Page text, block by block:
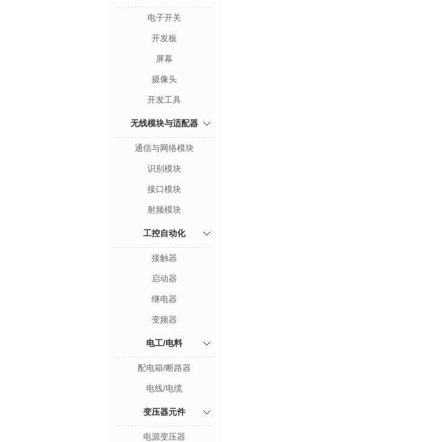
电子开关
开发板
屏幕
摄像头
开发工具
无线模块与适配器
通信与网络模块
识别模块
接口模块
射频模块
工控自动化
接触器
启动器
继电器
变频器
电工/电料
配电箱/断路器
电线/电缆
变压器元件
电源变压器